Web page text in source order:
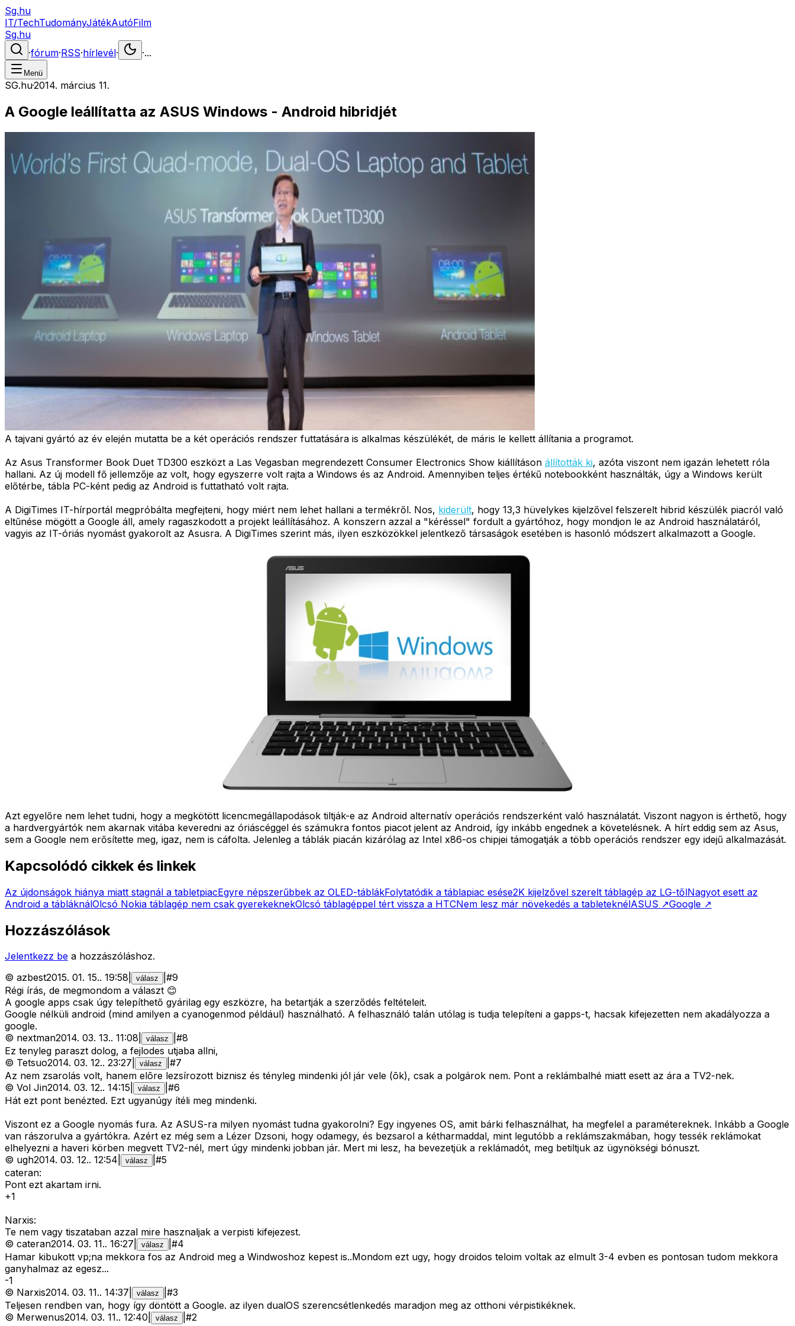
Sg.hu
IT/TechTudományJátékAutóFilm
Sg.hu
·fórum·RSS·hírlevél· ·...
Menü
SG.hu·2014. március 11.
A Google leállítatta az ASUS Windows - Android hibridjét
A tajvani gyártó az év elején mutatta be a két operációs rendszer futtatására is alkalmas készülékét, de máris le kellett állítania a programot.
Az Asus Transformer Book Duet TD300 eszközt a Las Vegasban megrendezett Consumer Electronics Show kiállításon állították ki, azóta viszont nem igazán lehetett róla
hallani. Az új modell fő jellemzője az volt, hogy egyszerre volt rajta a Windows és az Android. Amennyiben teljes értékű notebookként használták, úgy a Windows került
előtérbe, tábla PC-ként pedig az Android is futtatható volt rajta.
A DigiTimes IT-hírportál megpróbálta megfejteni, hogy miért nem lehet hallani a termékről. Nos, kiderült, hogy 13,3 hüvelykes kijelzővel felszerelt hibrid készülék piacról való
eltűnése mögött a Google áll, amely ragaszkodott a projekt leállításához. A konszern azzal a "kéréssel" fordult a gyártóhoz, hogy mondjon le az Android használatáról,
vagyis az IT-óriás nyomást gyakorolt az Asusra. A DigiTimes szerint más, ilyen eszközökkel jelentkező társaságok esetében is hasonló módszert alkalmazott a Google.
Azt egyelőre nem lehet tudni, hogy a megkötött licencmegállapodások tiltják-e az Android alternatív operációs rendszerként való használatát. Viszont nagyon is érthető, hogy
a hardvergyártók nem akarnak vitába keveredni az óriáscéggel és számukra fontos piacot jelent az Android, így inkább engednek a követelésnek. A hírt eddig sem az Asus,
sem a Google nem erősítette meg, igaz, nem is cáfolta. Jelenleg a táblák piacán kizárólag az Intel x86-os chipjei támogatják a több operációs rendszer egy idejű alkalmazását.
Kapcsolódó cikkek és linkek
Az újdonságok hiánya miatt stagnál a tabletpiacEgyre népszerűbbek az OLED-táblákFolytatódik a táblapiac esése2K kijelzővel szerelt táblagép az LG-tőlNagyot esett az
Android a tábláknálOlcsó Nokia táblagép nem csak gyerekeknekOlcsó táblagéppel tért vissza a HTCNem lesz már növekedés a tableteknélASUS ↗Google ↗
Hozzászólások
Jelentkezz be a hozzászóláshoz.
© azbest2015. 01. 15.. 19:58 válasz #9
Régi írás, de megmondom a választ 😊
A google apps csak úgy telepíthető gyárilag egy eszközre, ha betartják a szerződés feltételeit.
Google nélküli android (mind amilyen a cyanogenmod például) használható. A felhasználó talán utólag is tudja telepíteni a gapps-t, hacsak kifejezetten nem akadályozza a
google.
© nextman2014. 03. 13.. 11:08 válasz #8
Ez tenyleg paraszt dolog, a fejlodes utjaba allni,
© Tetsuo2014. 03. 12.. 23:27 válasz #7
Az nem zsarolás volt, hanem elõre lezsírozott biznisz és tényleg mindenki jól jár vele (õk), csak a polgárok nem. Pont a reklámbalhé miatt esett az ára a TV2-nek.
© Vol Jin2014. 03. 12.. 14:15 válasz #6
Hát ezt pont benézted. Ezt ugyanúgy ítéli meg mindenki.
Viszont ez a Google nyomás fura. Az ASUS-ra milyen nyomást tudna gyakorolni? Egy ingyenes OS, amit bárki felhasználhat, ha megfelel a paramétereknek. Inkább a Google
van rászorulva a gyártókra. Azért ez még sem a Lézer Dzsoni, hogy odamegy, és bezsarol a kétharmaddal, mint legutóbb a reklámszakmában, hogy tessék reklámokat
elhelyezni a haveri körben megvett TV2-nél, mert úgy mindenki jobban jár. Mert mi lesz, ha bevezetjük a reklámadót, meg betiltjuk az ügynökségi bónuszt.
© ugh2014. 03. 12.. 12:54 válasz #5
cateran:
Pont ezt akartam irni.
+1
Narxis:
Te nem vagy tiszataban azzal mire hasznaljak a verpisti kifejezest.
© cateran2014. 03. 11.. 16:27 válasz #4
Hamar kibukott vp;na mekkora fos az Android meg a Windwoshoz kepest is..Mondom ezt ugy, hogy droidos teloim voltak az elmult 3-4 evben es pontosan tudom mekkora
ganyhalmaz az egesz...
-1
© Narxis2014. 03. 11.. 14:37 válasz #3
Teljesen rendben van, hogy így döntött a Google. az ilyen dualOS szerencsétlenkedés maradjon meg az otthoni vérpistikéknek.
© Merwenus2014. 03. 11.. 12:40 válasz #2